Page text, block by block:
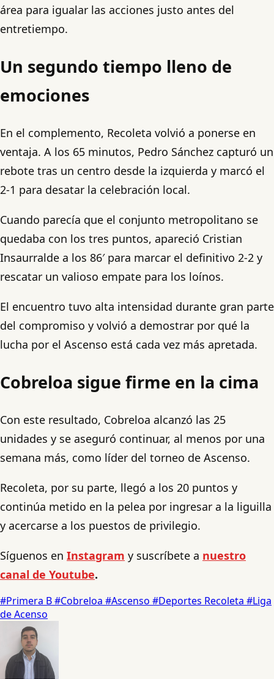
área para igualar las acciones justo antes del
entretiempo.
Un segundo tiempo lleno de
emociones
En el complemento, Recoleta volvió a ponerse en
ventaja. A los 65 minutos, Pedro Sánchez capturó un
rebote tras un centro desde la izquierda y marcó el
2-1 para desatar la celebración local.
Cuando parecía que el conjunto metropolitano se
quedaba con los tres puntos, apareció Cristian
Insaurralde a los 86′ para marcar el definitivo 2-2 y
rescatar un valioso empate para los loínos.
El encuentro tuvo alta intensidad durante gran parte
del compromiso y volvió a demostrar por qué la
lucha por el Ascenso está cada vez más apretada.
Cobreloa sigue firme en la cima
Con este resultado, Cobreloa alcanzó las 25
unidades y se aseguró continuar, al menos por una
semana más, como líder del torneo de Ascenso.
Recoleta, por su parte, llegó a los 20 puntos y
continúa metido en la pelea por ingresar a la liguilla
y acercarse a los puestos de privilegio.
Síguenos en Instagram y suscríbete a nuestro
canal de Youtube.
#Primera B#Cobreloa #Ascenso #Deportes Recoleta #Liga
de Acenso